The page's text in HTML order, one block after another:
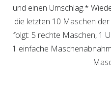
und einen Umschlag.*
die letzten 10 Maschen
folgt: 5 rechte Maschen, 1
1 einfache